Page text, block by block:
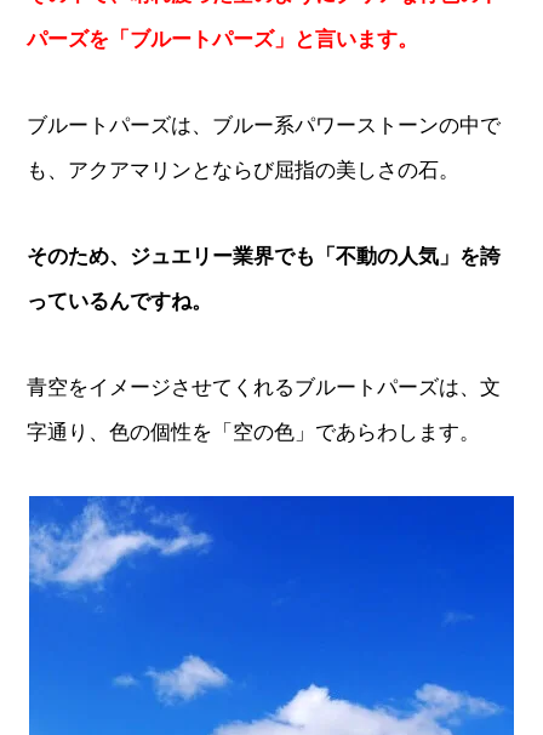
パーズを「ブルートパーズ」と言います。
ブルートパーズは、ブルー系パワーストーンの中で
も、アクアマリンとならび屈指の美しさの石。
そのため、ジュエリー業界でも「不動の人気」を誇
っているんですね。
青空をイメージさせてくれるブルートパーズは、文
字通り、色の個性を「空の色」であらわします。